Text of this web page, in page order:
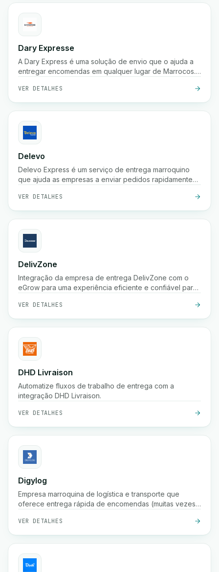
Dary Expresse
A Dary Express é uma solução de envio que o ajuda a
entregar encomendas em qualquer lugar de Marrocos.
facilmente a sua loja e proporciona muitos benefícios
adicionais.
VER DETALHES
Delevo
Delevo Express é um serviço de entrega marroquino
que ajuda as empresas a enviar pedidos rapidamente
expedição rápida e logística fiável de última milha para
garantir que as encomendas chegam aos clientes a
tempo.
VER DETALHES
DelivZone
Integração da empresa de entrega DelivZone com o
eGrow para uma experiência eficiente e confiável para
VER DETALHES
DHD Livraison
Automatize fluxos de trabalho de entrega com a
integração DHD Livraison.
VER DETALHES
Digylog
Empresa marroquina de logística e transporte que
oferece entrega rápida de encomendas (muitas vezes
confirmação de pedidos e ampla cobertura em
centenas de cidades em Marrocos.
VER DETALHES